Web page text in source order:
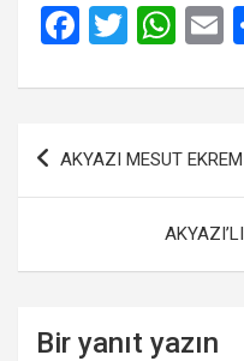
F
ce
b
o
T
tt
er
W
at
s
A
p
p
Yazı
AKYAZI MESUT
Bir yanıt yazın